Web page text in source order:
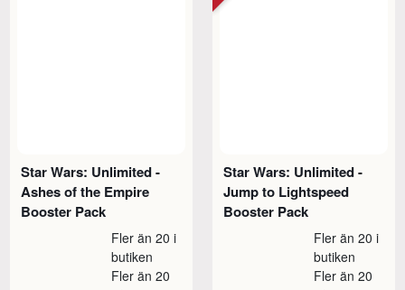
Star Wars: Unlimited -
Ashes of the Empire
Booster Pack
Fler än 20 i
butiken
Fler än 20
Star Wars: Unlimited -
Jump to Lightspeed
Booster Pack
Fler än 20 i
butiken
Fler än 20